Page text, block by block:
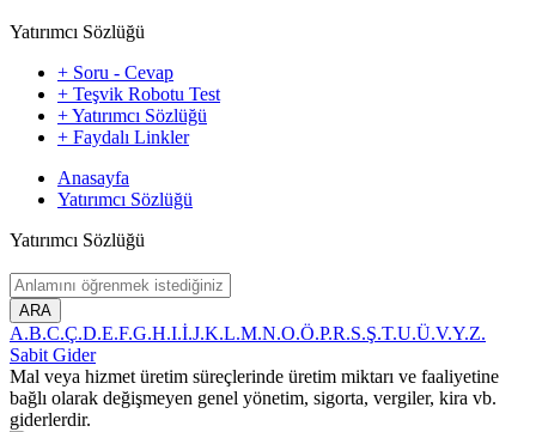
Yatırımcı Sözlüğü
+ Soru - Cevap
+ Teşvik Robotu Test
+ Yatırımcı Sözlüğü
+ Faydalı Linkler
Anasayfa
Yatırımcı Sözlüğü
Yatırımcı Sözlüğü
ARA
A.B.C.Ç.D.E.F.G.H.I.İ.J.K.L.M.N.O.Ö.P.R.S.Ş.T.U.Ü.V.Y.Z.
Sabit Gider
Mal veya hizmet üretim süreçlerinde üretim miktarı ve faaliyetine
bağlı olarak değişmeyen genel yönetim, sigorta, vergiler, kira vb.
giderlerdir.